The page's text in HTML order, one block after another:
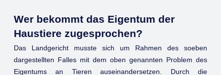
Wer bekommt das Eigentum der
Haustiere zugesprochen?
Das Landgericht musste sich um Rahmen des soeben
dargestellten Falles mit dem oben genannten Problem des
Eigentums an Tieren auseinandersetzen. Durch die